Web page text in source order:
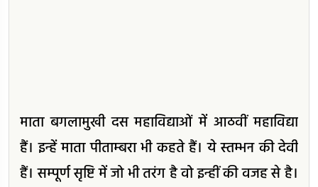
माता बगलामुखी दस महाविद्याओं में आठवीं महाविद्या
हैं। इन्हें माता पीताम्बरा भी कहते हैं। ये स्तम्भन की देवी
हैं। सम्पूर्ण सृष्टि में जो भी तरंग है वो इन्हीं की वजह से है।